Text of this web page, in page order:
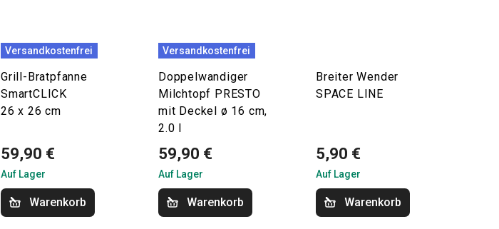
Versandkostenfrei
Grill-Bratpfanne
SmartCLICK
26 x 26 cm
59,90 €
Auf Lager
Warenkorb
Versandkostenfrei
Doppelwandiger
Milchtopf PRESTO
mit Deckel ø 16 cm,
2.0 l
59,90 €
Auf Lager
Warenkorb
Breiter Wender
SPACE LINE
5,90 €
Auf Lager
Warenkorb